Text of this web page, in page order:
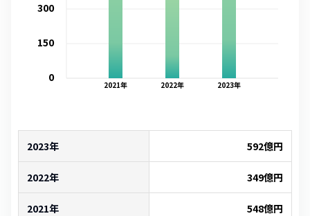
2021年 2022年 2023年
0
150
300
2023年 592億円
2022年 349億円
2021年 548億円